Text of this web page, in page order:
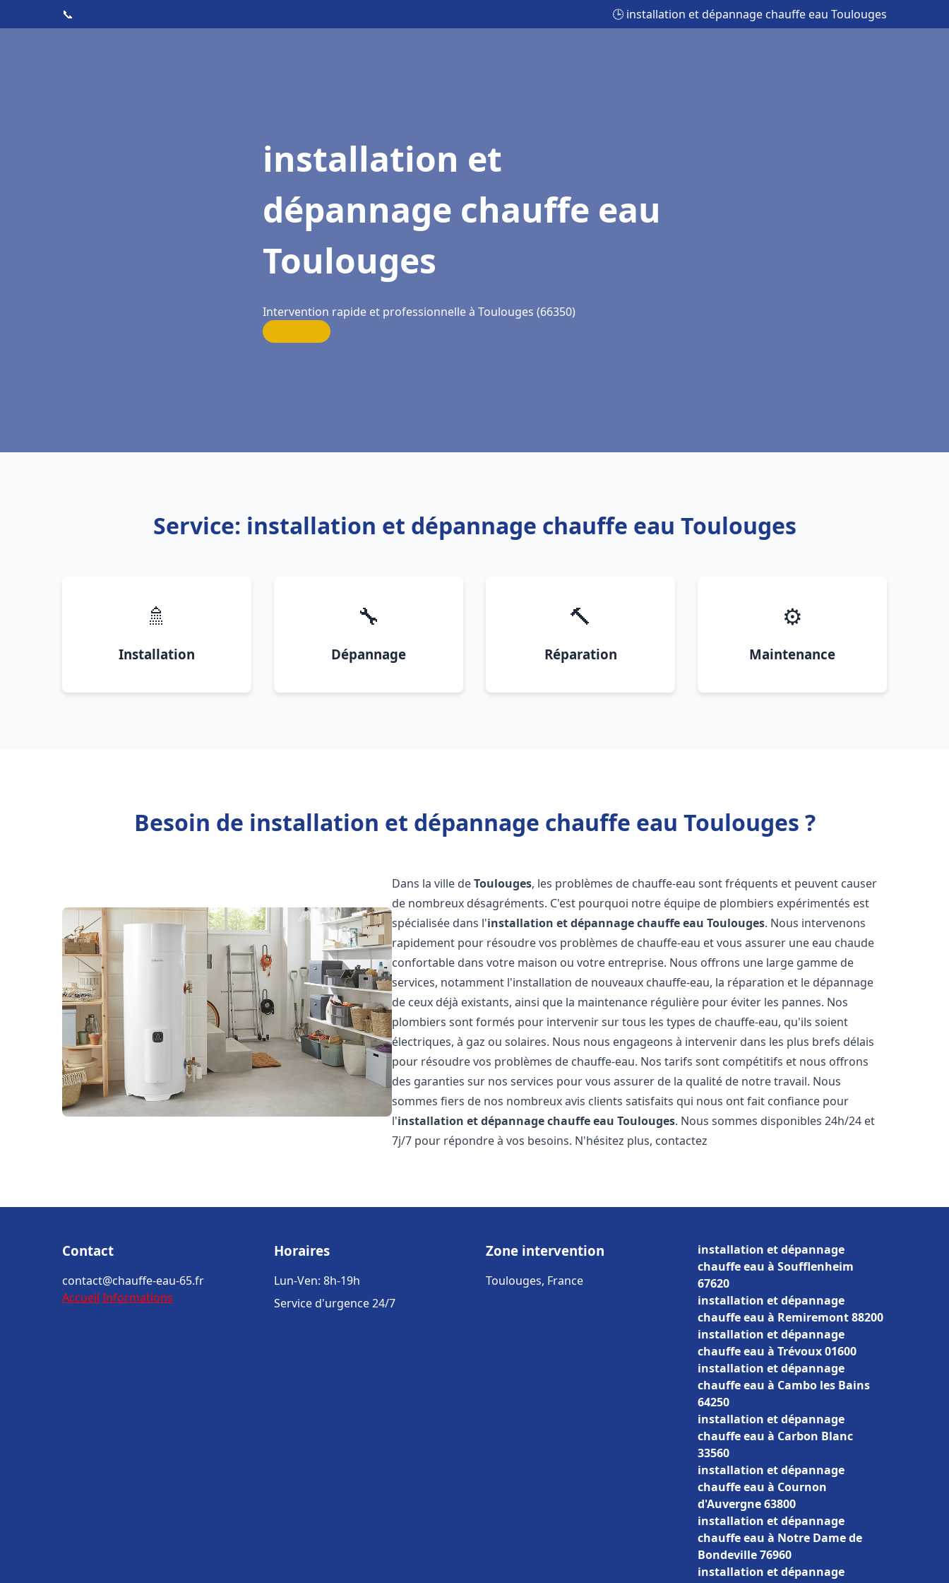
📞 🕒 installation et dépannage chauffe eau Toulouges
installation et
dépannage chauffe eau
Toulouges
Intervention rapide et professionnelle à Toulouges (66350)
Service: installation et dépannage chauffe eau Toulouges
🚿
Installation
🔧
Dépannage
🔨
Réparation
⚙️
Maintenance
Besoin de installation et dépannage chauffe eau Toulouges ?
Dans la ville deToulouges, les problèmes de chauffe-eau sont fréquents et peuvent causer
de nombreux désagréments. C'est pourquoi notre équipe de plombiers expérimentés est
spécialisée dans l'installation et dépannage chauffe eau Toulouges. Nous intervenons
rapidement pour résoudre vos problèmes de chauffe-eau et vous assurer une eau chaude
confortable dans votre maison ou votre entreprise. Nous offrons une large gamme de
services, notamment l'installation de nouveaux chauffe-eau, la réparation et le dépannage
de ceux déjà existants, ainsi que la maintenance régulière pour éviter les pannes. Nos
plombiers sont formés pour intervenir sur tous les types de chauffe-eau, qu'ils soient
électriques, à gaz ou solaires. Nous nous engageons à intervenir dans les plus brefs délais
pour résoudre vos problèmes de chauffe-eau. Nos tarifs sont compétitifs et nous offrons
des garanties sur nos services pour vous assurer de la qualité de notre travail. Nous
sommes fiers de nos nombreux avis clients satisfaits qui nous ont fait confiance pour
l'installation et dépannage chauffe eau Toulouges. Nous sommes disponibles 24h/24 et
7j/7 pour répondre à vos besoins. N'hésitez plus, contactez
Contact
contact@chauffe-eau-65.fr
Accueil Informations
Horaires
Lun-Ven: 8h-19h
Service d'urgence 24/7
Zone intervention
Toulouges, France
installation et dépannage
chauffe eau à Soufflenheim
67620
installation et dépannage
chauffe eau à Remiremont 88200
installation et dépannage
chauffe eau à Trévoux 01600
installation et dépannage
chauffe eau à Cambo les Bains
64250
installation et dépannage
chauffe eau à Carbon Blanc
33560
installation et dépannage
chauffe eau à Cournon
d'Auvergne 63800
installation et dépannage
chauffe eau à Notre Dame de
Bondeville 76960
installation et dépannage